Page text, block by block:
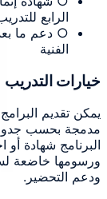
الرابع
○ دعم ما بعد
الفنية
خيارات التدريب
يمكن تقديم
مدمجة بحسب جدول
البرنامج شهادة أو
ودعم التحضير.